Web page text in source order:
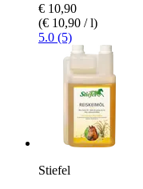
€ 10,90
(€ 10,90 / l)
5.0 (5)
Stiefel